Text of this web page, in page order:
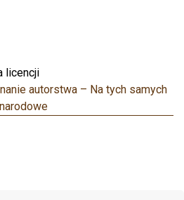
licencji
autorstwa – Na tych samych